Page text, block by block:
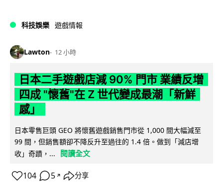
科技娛樂 遊戲情報
Lawton 12 小時
日本二手遊戲店減 90% 門市 業績反增
四成 "懷舊"在 Z 世代變成最潮「新鮮
感」
日本零售巨頭 GEO 將懷舊遊戲銷售門市從 1,000 間大幅減至
99 間，但銷售額卻不降反升至過往的 1.4 倍。做到「減店增
收」奇蹟，...
閱讀全文
104 5 ↗ 分享